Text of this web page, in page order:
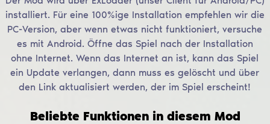
installiert. Für eine 100%ige Installation empfehlen wir die
PC-Version, aber wenn etwas nicht funktioniert, versuche
es mit Android. Öffne das Spiel nach der Installation
ohne Internet. Wenn das Internet an ist, kann das Spiel
ein Update verlangen, dann muss es gelöscht und über
den Link aktualisiert werden, der im Spiel erscheint!
Beliebte Funktionen in diesem Mod